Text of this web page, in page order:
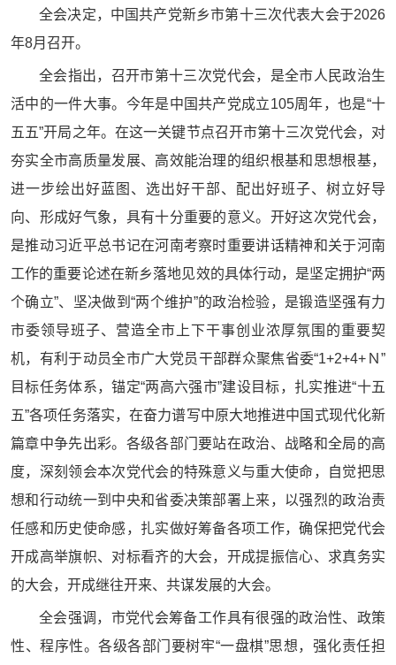
全会决定，中国共产党新乡市第十三次代表大会于2026
年8月召开。
全会指出，召开市第十三次党代会，是全市人民政治生
活中的一件大事。今年是中国共产党成立105周年，也是“十
五五”开局之年。在这一关键节点召开市第十三次党代会，对
夯实全市高质量发展、高效能治理的组织根基和思想根基，
进一步绘出好蓝图、选出好干部、配出好班子、树立好导
向、形成好气象，具有十分重要的意义。开好这次党代会，
是推动习近平总书记在河南考察时重要讲话精神和关于河南
工作的重要论述在新乡落地见效的具体行动，是坚定拥护“两
个确立”、坚决做到“两个维护”的政治检验，是锻造坚强有力
市委领导班子、营造全市上下干事创业浓厚氛围的重要契
机，有利于动员全市广大党员干部群众聚焦省委“1+2+4+Ｎ”
目标任务体系，锚定“两高六强市”建设目标，扎实推进“十五
五”各项任务落实，在奋力谱写中原大地推进中国式现代化新
篇章中争先出彩。各级各部门要站在政治、战略和全局的高
度，深刻领会本次党代会的特殊意义与重大使命，自觉把思
想和行动统一到中央和省委决策部署上来，以强烈的政治责
任感和历史使命感，扎实做好筹备各项工作，确保把党代会
开成高举旗帜、对标看齐的大会，开成提振信心、求真务实
的大会，开成继往开来、共谋发展的大会。
全会强调，市党代会筹备工作具有很强的政治性、政策
性、程序性。各级各部门要树牢“一盘棋”思想，强化责任担